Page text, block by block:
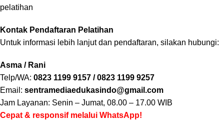
pelatihan
Kontak Pendaftaran Pelatihan
Untuk informasi lebih lanjut dan pendaftaran, silakan hubungi:
Asma / Rani
Telp/WA: 0823 1199 9157 / 0823 1199 9257
Email: sentramediaedukasindo@gmail.com
Jam Layanan: Senin – Jumat, 08.00 – 17.00 WIB
Cepat & responsif melalui WhatsApp!